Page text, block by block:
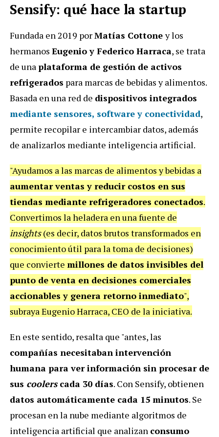
Sensify: qué hace la startup
Fundada en 2019 porMatías Cottoney los
hermanos Eugenio y Federico Harraca, se trata
de unaplataforma de gestión de activos
refrigerados para marcas de bebidas y alimentos.
Basada en una red de dispositivos integrados
mediante sensores, software y conectividad,
permite recopilar e intercambiar datos, además
de analizarlos mediante inteligencia artificial.
"Ayudamos a las marcas de alimentos y bebidas a
aumentar ventas y reducir costos en sus
tiendas mediante refrigeradores conectados.
Convertimos la heladera en una fuente de
insights(es decir, datos brutos transformados en
conocimiento útil para la toma de decisiones)
que convierte millones de datos invisibles del
punto de venta en decisiones comerciales
accionables y genera retorno inmediato",
subraya Eugenio Harraca, CEO de la iniciativa.
En este sentido, resalta que "antes, las
compañías necesitaban intervención
humana para ver información sin procesar de
sus coolerscada 30 días. Con Sensify, obtienen
datos automáticamente cada 15 minutos. Se
procesan en la nube mediante algoritmos de
inteligencia artificial que analizan consumo